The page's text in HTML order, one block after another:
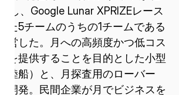
し、Google Lunar XPRIZEレース
た5チームのうちの1チームである
営した。月への高頻度かつ低コス
を提供することを目的とした小型
陸船）と、月探査用のローバー
開発。民間企業が月でビジネスを